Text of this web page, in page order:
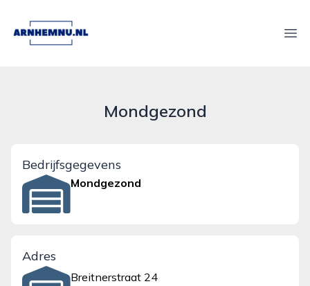
arnhemnu.nl
Mondgezond
Bedrijfsgegevens
Mondgezond
Adres
Breitnerstraat 24